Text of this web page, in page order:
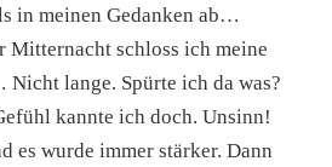
in meinen Gedanken ab…
Mitternacht schloss ich meine
lange. Spürte ich da was?
kannte ich doch. Unsinn!
es wurde immer stärker. Dann